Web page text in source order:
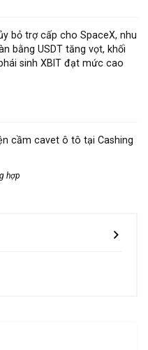
bỏ trợ cấp cho SpaceX, nhu
bằng USDT tăng vọt, khối
sinh XBIT đạt mức cao
cầm cavet ô tô tại Cashing
hợp